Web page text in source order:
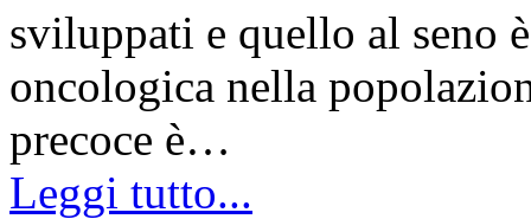
sviluppati e quello al seno
oncologica nella
precoce è…
Leggi tutto...